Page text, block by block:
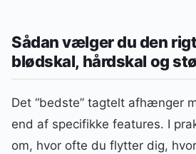
Sådan vælger du den
blødskal, hårdskal og
Det “bedste” tagtelt afhænger
end af specifikke features. I
om, hvor ofte du flytter dig,